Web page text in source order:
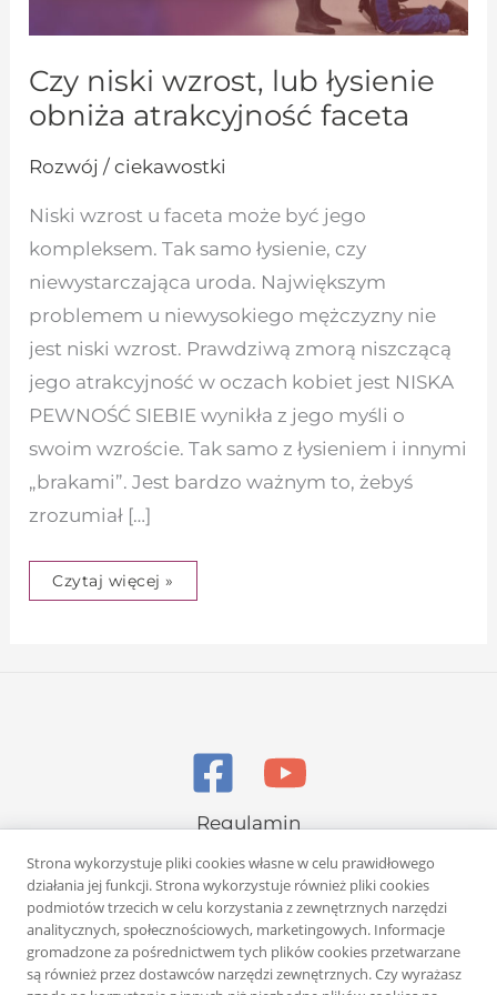
Czy niski wzrost, lub łysienie
obniża atrakcyjność faceta
Rozwój / ciekawostki
Niski wzrost u faceta może być jego
kompleksem. Tak samo łysienie, czy
niewystarczająca uroda. Największym
problemem u niewysokiego mężczyzny nie
jest niski wzrost. Prawdziwą zmorą niszczącą
jego atrakcyjność w oczach kobiet jest NISKA
PEWNOŚĆ SIEBIE wynikła z jego myśli o
swoim wzroście. Tak samo z łysieniem i innymi
„brakami”. Jest bardzo ważnym to, żebyś
zrozumiał […]
Czytaj więcej »
Regulamin
Polityka prywatności
Strona wykorzystuje pliki cookies własne w celu prawidłowego
działania jej funkcji. Strona wykorzystuje również pliki cookies
podmiotów trzecich w celu korzystania z zewnętrznych narzędzi
analitycznych, społecznościowych, marketingowych. Informacje
gromadzone za pośrednictwem tych plików cookies przetwarzane
są również przez dostawców narzędzi zewnętrznych. Czy wyrażasz